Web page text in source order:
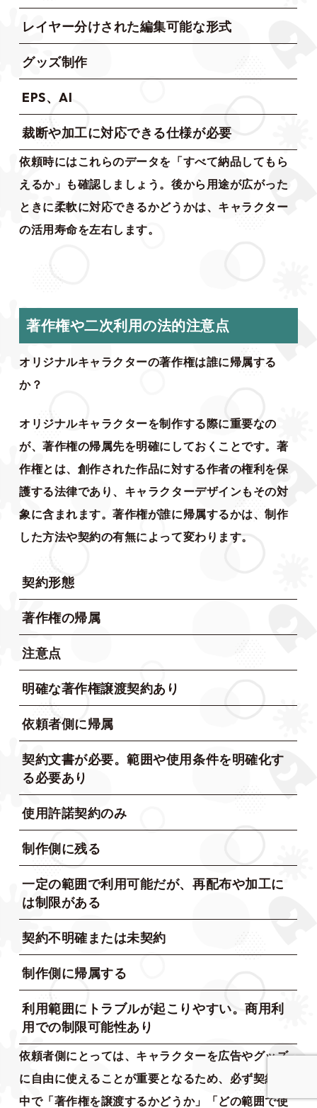
レイヤー分けされた編集可能な形式
グッズ制作
EPS、AI
裁断や加工に対応できる仕様が必要
依頼時にはこれらのデータを「すべて納品してもら
えるか」も確認しましょう。後から用途が広がった
ときに柔軟に対応できるかどうかは、キャラクター
の活用寿命を左右します。
著作権や二次利用の法的注意点
オリジナルキャラクターの著作権は誰に帰属する
か？
オリジナルキャラクターを制作する際に重要なの
が、著作権の帰属先を明確にしておくことです。著
作権とは、創作された作品に対する作者の権利を保
護する法律であり、キャラクターデザインもその対
象に含まれます。著作権が誰に帰属するかは、制作
した方法や契約の有無によって変わります。
契約形態
著作権の帰属
注意点
明確な著作権譲渡契約あり
依頼者側に帰属
契約文書が必要。範囲や使用条件を明確化す
る必要あり
使用許諾契約のみ
制作側に残る
一定の範囲で利用可能だが、再配布や加工に
は制限がある
契約不明確または未契約
制作側に帰属する
利用範囲にトラブルが起こりやすい。商用利
用での制限可能性あり
依頼者側にとっては、キャラクターを広告やグッズ
に自由に使えることが重要となるため、必ず契約の
中で「著作権を譲渡するかどうか」「どの範囲で使